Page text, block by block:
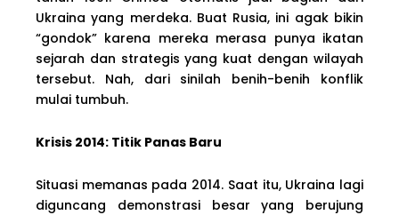
Ukraina yang merdeka. Buat Rusia, ini agak bikin
“gondok” karena mereka merasa punya ikatan
sejarah dan strategis yang kuat dengan wilayah
tersebut. Nah, dari sinilah benih-benih konflik
mulai tumbuh.
Krisis 2014: Titik Panas Baru
Situasi memanas pada 2014. Saat itu, Ukraina lagi
diguncang demonstrasi besar yang berujung